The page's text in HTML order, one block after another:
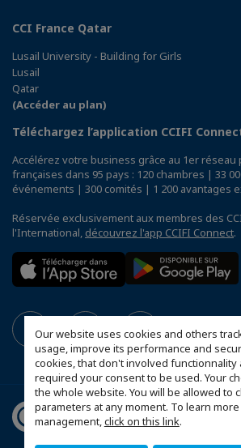
Our website uses cookies and others
usage, improve its performance and
cookies, that don't involved functionnality
required your consent to be used. Your
the whole website. You will be allowed to
parameters at any moment. To learn
management,click on this link.
CCI France Qatar
Lusail University - Building for Girls
Lusail
Qatar
(Accéder au plan)
Téléchargez l’application CCIFI
Accélérez votre business grâce au 1er
françaises dans 95 pays : 120 chambres | 33
événements | 300 comités | 1 200 avantages
Réservée exclusivement aux membres des
l'International, découvrez l'app CCIFI Connect.